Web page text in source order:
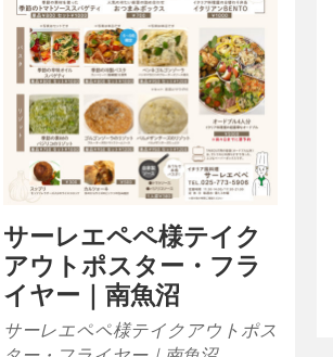
サーレエペペ様テイク
アウトポスター・フラ
イヤー｜南魚沼
サーレエペペ様テイクアウトポス